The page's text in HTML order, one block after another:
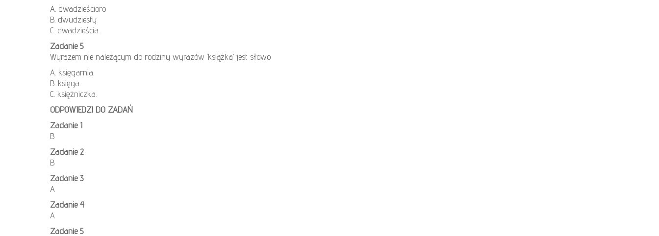
A. dwadzieścioro
B. dwudziesty
C. dwadzieścia.
Zadanie 5
Wyrazem nie należącym do rodziny wyrazów ‘książka’ jest słowo
A. księgarnia.
B. księga.
C. księżniczka.
ODPOWIEDZI DO ZADAŃ
Zadanie 1
B
Zadanie 2
B
Zadanie 3
A
Zadanie 4
A
Zadanie 5